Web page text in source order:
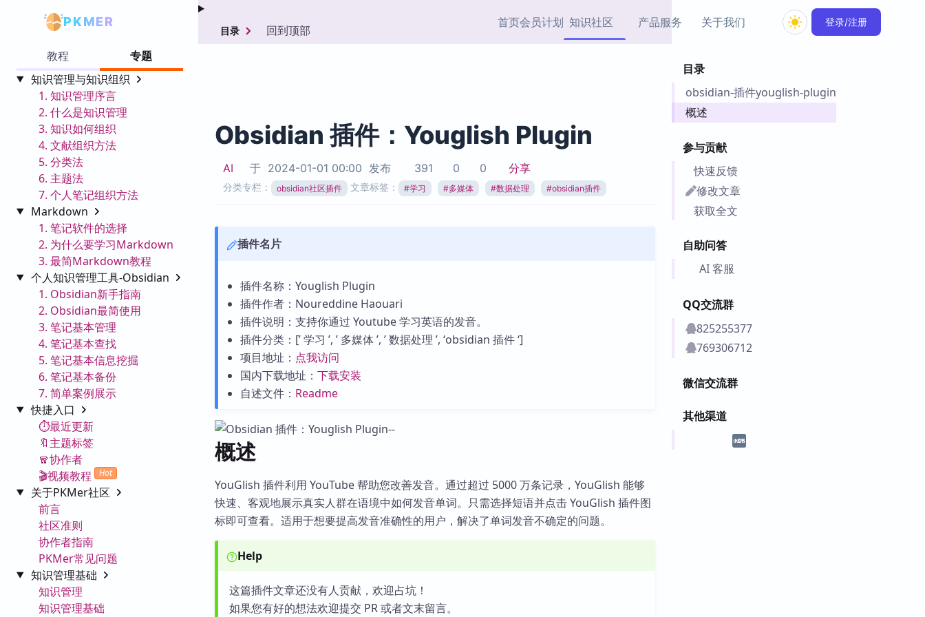
PKMER 首页会员计划 知识社区
协作者
热门链接Top5
产品服务
加速访问 Obsidian 官方
市场
Obsidian 思维导图插件
插件
Zettelkasten 实践示例
Obsidian 教程
关于我们 登录/注册
教程
专题
知识管理与知识组织
1. 知识管理序言
2. 什么是知识管理
3. 知识如何组织
4. 文献组织方法
5. 分类法
6. 主题法
7. 个人笔记组织方法
Markdown
1. 笔记软件的选择
2. 为什么要学习Markdown
3. 最简Markdown教程
个人知识管理工具-Obsidian
1. Obsidian新手指南
2. Obsidian最简使用
3. 笔记基本管理
4. 笔记基本查找
5. 笔记基本信息挖掘
6. 笔记基本备份
7. 简单案例展示
快捷入口
⏱️最近更新
🔖主题标签
🧣协作者
🎬视频教程
Hot
关于PKMer社区
前言
社区准则
协作者指南
PKMer常见问题
知识管理基础
知识管理
知识管理基础
目录
obsidian-插件youglish-plugin
概述
参与贡献
快速反馈
修改文章
获取全文
自助问答
AI 客服
QQ交流群
825255377
769306712
微信交流群
其他渠道
目录 回到顶部
Obsidian 插件：Youglish Plugin
AI 于 2024-01-01 00:00 发布 391 0 0 分享
分类专栏： obsidian社区插件 文章标签： #学习 #多媒体 #数据处理 #obsidian插件
插件名片
插件名称：Youglish Plugin
插件作者：Noureddine Haouari
插件说明：支持你通过 Youtube 学习英语的发音。
插件分类：[’ 学习 ’, ’ 多媒体 ’, ’ 数据处理 ’, ‘obsidian 插件 ‘]
项目地址： 点我访问
国内下载地址： 下载安装
自述文件： Readme
概述
YouGlish 插件利用 YouTube 帮助您改善发音。通过超过 5000 万条记录，YouGlish 能够
快速、客观地展示真实人群在语境中如何发音单词。只需选择短语并点击 YouGlish 插件图
标即可查看。适用于想要提高发音准确性的用户，解决了单词发音不确定的问题。
Help
这篇插件文章还没有人贡献，欢迎占坑！
如果您有好的想法欢迎提交 PR 或者文末留言。